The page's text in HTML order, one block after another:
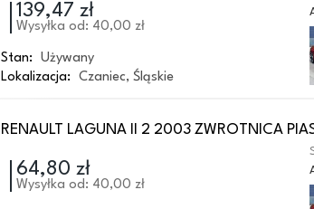
139,47 zł
Wysyłka od: 40,00 zł
Stan:
Używany
Lokalizacja:
Czaniec, Śląskie
RENAULT LAGUNA II 2 2003 ZWROTNICA
64,80 zł
Wysyłka od: 40,00 zł